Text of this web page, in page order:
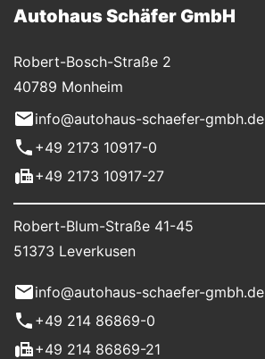
Autohaus Schäfer GmbH
Robert-Bosch-Straße 2
40789 Monheim
info@autohaus-schaefer-gmbh.de
+49 2173 10917-0
+49 2173 10917-27
Robert-Blum-Straße 41-45
51373 Leverkusen
info@autohaus-schaefer-gmbh.de
+49 214 86869-0
+49 214 86869-21